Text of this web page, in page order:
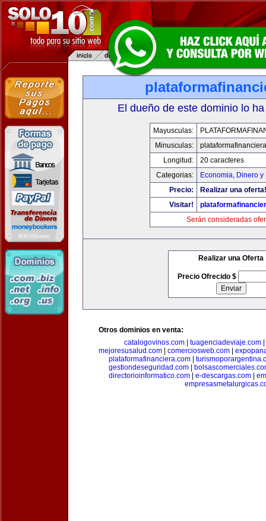
El dueño de este dominio lo
Mayusculas:
Minusculas:
Longitud:
20 caracteres
Categorias:
Economia, Dinero y
Precio:
Realizar una oferta!
Visitar!
Serán consideradas
Realizar una Oferta
Precio Ofrecido $
Otros dominios en venta:
catalogovinos.com
tuagenciadeviaje.com
mejoresusalud.com
comerciosweb.com
plataformafinanciera.com
gestiondeseguridad.com
directorioinformatico.com
e-descargas.com